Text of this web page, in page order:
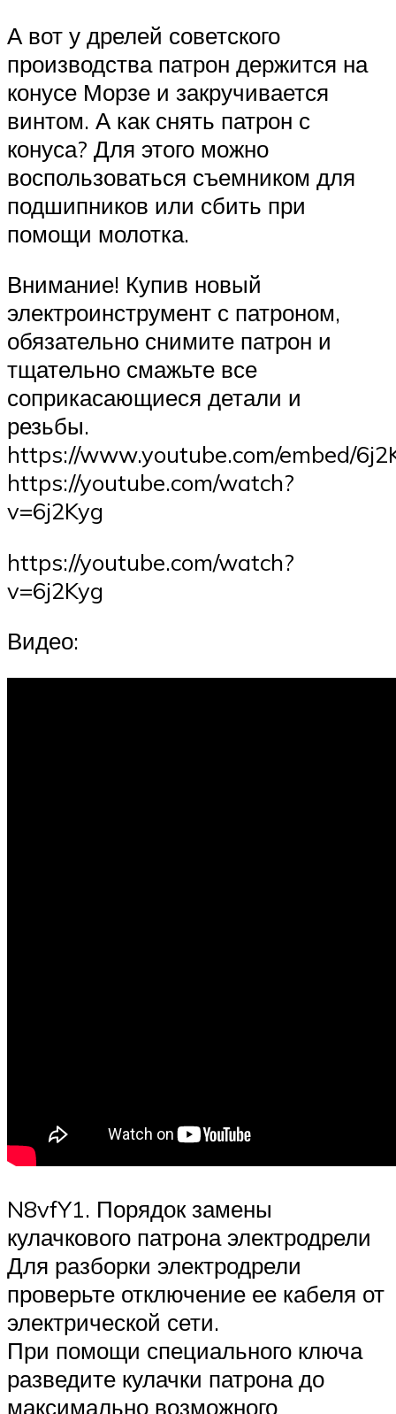
А вот у дрелей советского
производства патрон держится на
конусе Морзе и закручивается
винтом. А как снять патрон с
конуса? Для этого можно
воспользоваться съемником для
подшипников или сбить при
помощи молотка.
Внимание! Купив новый
электроинструмент с патроном,
обязательно снимите патрон и
тщательно смажьте все
соприкасающиеся детали и
резьбы.
https://www.youtube.com/embed/
https://youtube.com/watch?
v=6j2Kyg
https://youtube.com/watch?
v=6j2Kyg
Видео:
N8vfY1. Порядок замены
кулачкового патрона электродрели
Для разборки электродрели
проверьте отключение ее кабеля от
электрической сети.
При помощи специального ключа
разведите кулачки патрона до
максимально возможного